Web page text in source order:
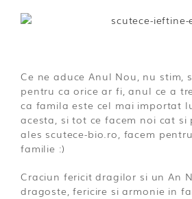
Ce ne aduce Anul Nou, nu stim,
pentru ca orice ar fi, anul ce a
ca famila este cel mai importat
acesta, si tot ce facem noi cat si
ales scutece-bio.ro, facem
familie :)
Craciun fericit dragilor si un An
dragoste, fericire si armonie in